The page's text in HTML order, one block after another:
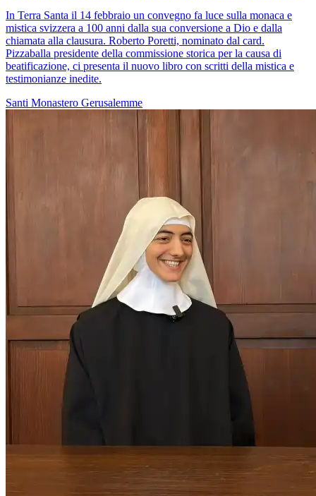
In Terra Santa il 14 febbraio un convegno fa luce sulla monaca e
mistica svizzera a 100 anni dalla sua conversione a Dio e dalla
chiamata alla clausura. Roberto Poretti, nominato dal card.
Pizzaballa presidente della commissione storica per la causa di
beatificazione, ci presenta il nuovo libro con scritti della mistica e
testimonianze inedite.
Santi Monastero Gerusalemme